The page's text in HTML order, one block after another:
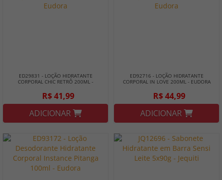
ED29831 - LOÇÃO HIDRATANTE
CORPORAL CHIC RETRÔ 200ML -
R$ 41,99
ADICIONAR
ED92716 - LOÇÃO HIDRATANTE
CORPORAL IN LOVE 200ML - EUDORA
R$ 44,99
ADICIONAR